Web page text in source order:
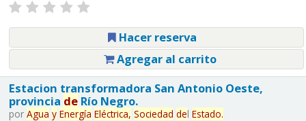
Hacer reserva
Agregar al carrito
Estacion transformadora San Antonio Oeste,
provincia deRío Negro.
por Agua y Energía Eléctrica, Sociedad del Estado.